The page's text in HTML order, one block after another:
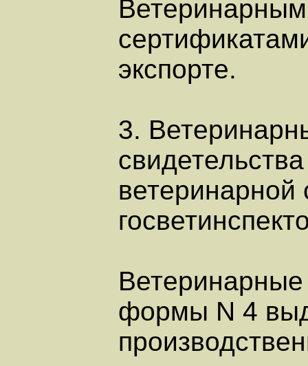
экспорте.
3.
ветеринарной
Ветеринарные
формы N 4